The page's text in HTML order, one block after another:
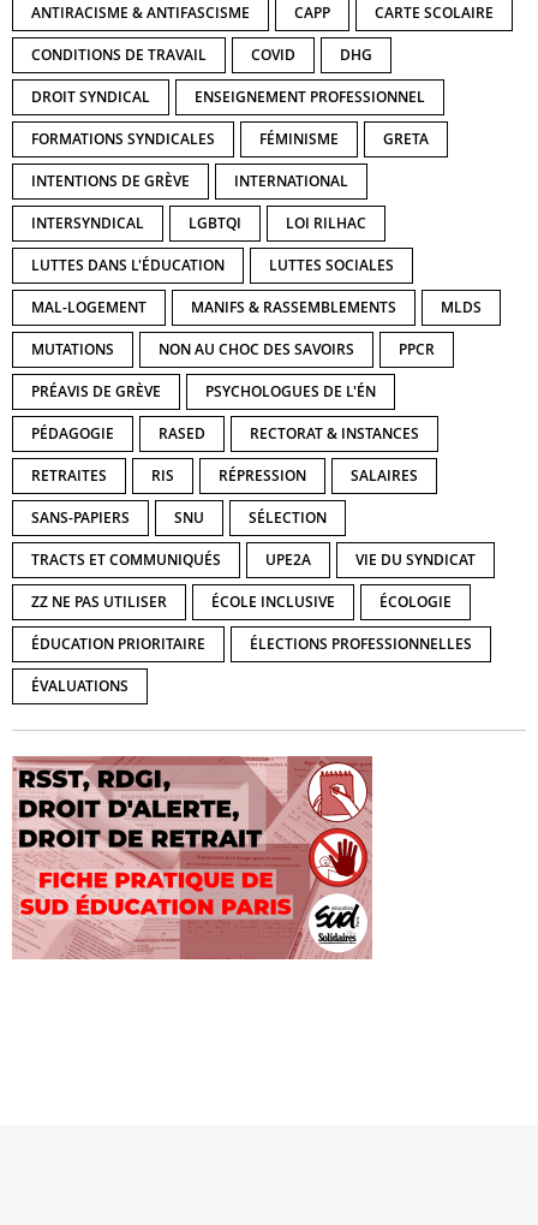
ANTIRACISME & ANTIFASCISME CAPP CARTE SCOLAIRE
CONDITIONS DE TRAVAIL COVID DHG
DROIT SYNDICAL ENSEIGNEMENT PROFESSIONNEL
FORMATIONS SYNDICALES FÉMINISME GRETA
INTENTIONS DE GRÈVE INTERNATIONAL
INTERSYNDICAL LGBTQI LOI RILHAC
LUTTES DANS L'ÉDUCATION LUTTES SOCIALES
MAL-LOGEMENT MANIFS & RASSEMBLEMENTS MLDS
MUTATIONS NON AU CHOC DES SAVOIRS PPCR
PRÉAVIS DE GRÈVE PSYCHOLOGUES DE L'ÉN
PÉDAGOGIE RASED RECTORAT & INSTANCES
RETRAITES RIS RÉPRESSION SALAIRES
SANS-PAPIERS SNU SÉLECTION
TRACTS ET COMMUNIQUÉS UPE2A VIE DU SYNDICAT
ZZ NE PAS UTILISER ÉCOLE INCLUSIVE ÉCOLOGIE
ÉDUCATION PRIORITAIRE ÉLECTIONS PROFESSIONNELLES
ÉVALUATIONS